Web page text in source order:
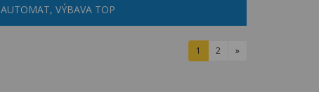
AUTOMAT, VÝBAVA TOP
1 2 »